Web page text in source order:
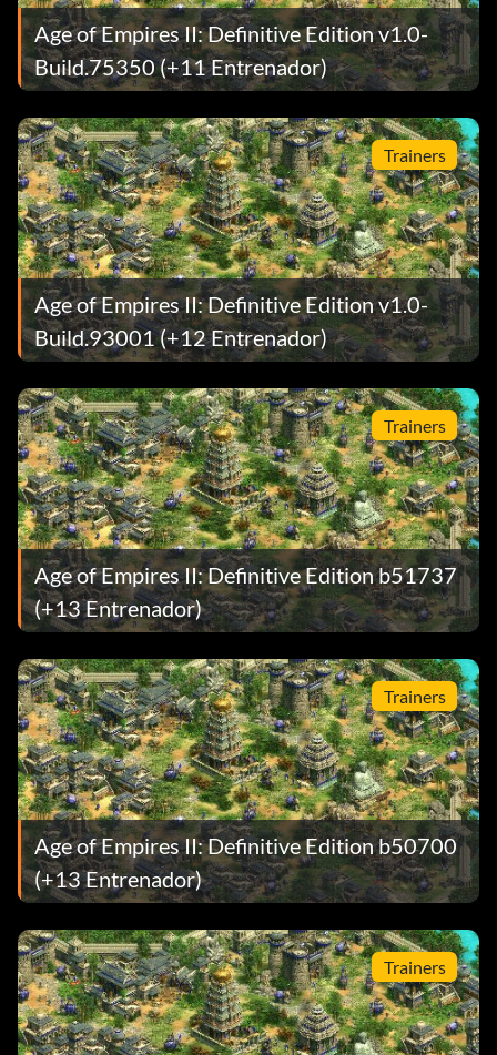
Age of Empires II: Definitive Edition v1.0-
Build.75350 (+11 Entrenador)
Trainers
Age of Empires II: Definitive Edition v1.0-
Build.93001 (+12 Entrenador)
Trainers
Age of Empires II: Definitive Edition b51737
(+13 Entrenador)
Trainers
Age of Empires II: Definitive Edition b50700
(+13 Entrenador)
Trainers